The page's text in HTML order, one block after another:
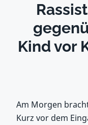
Kind vor
Am Morgen
Kurz vor dem